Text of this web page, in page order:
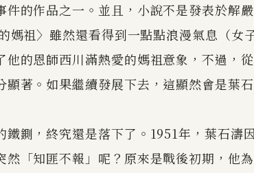
件的作品之一。並且，小說不是發表於解
媽祖〉雖然還看得到一點點浪漫氣息（女
他的恩師西川滿熱愛的媽祖意象，不過，
顯著。如果繼續發展下去，這顯然會是葉
鐵鍘，終究還是落下了。1951年，葉石濤
然「知匪不報」呢？原來是戰後初期，他